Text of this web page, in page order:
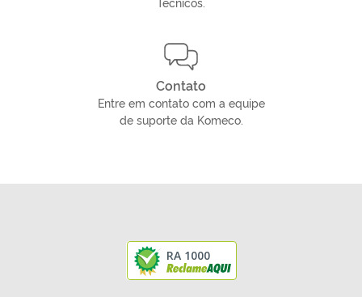
Contato
Entre em contato com a equipe
de suporte da Komeco.
RA 1000